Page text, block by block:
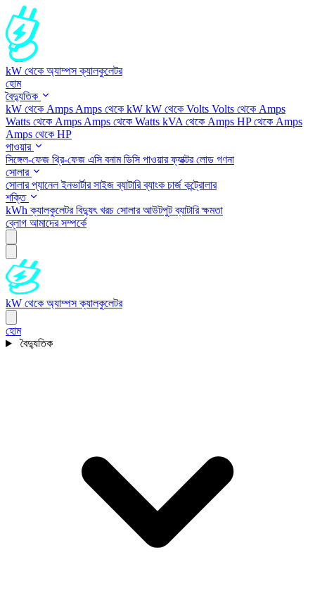
kW থেকে অ্যাম্পস ক্যালকুলেটর
হোম
বৈদ্যুতিক
kW থেকে Amps Amps থেকে kW kW থেকে Volts Volts থেকে Amps
Watts থেকে Amps Amps থেকে Watts kVA থেকে Amps HP থেকে Amps
Amps থেকে HP
পাওয়ার
সিঙ্গেল-ফেজ থ্রি-ফেজ এসি বনাম ডিসিপাওয়ার ফ্যাক্টরলোড গণনা
সোলার
সোলার প্যানেলইনভার্টার সাইজব্যাটারি ব্যাংক চার্জ কন্ট্রোলার
শক্তি
kWh ক্যালকুলেটরবিদ্যুৎ খরচ সোলার আউটপুটব্যাটারি ক্ষমতা
ব্লোগ আমাদের সম্পর্কে
kW থেকে অ্যাম্পস ক্যালকুলেটর
হোম
বৈদ্যুতিক